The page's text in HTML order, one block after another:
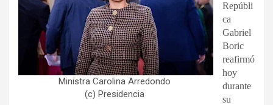
Ministra Carolina Arredondo
(c) Presidencia
Repúbli
ca
Gabriel
Boric
reafirmó
hoy
durante
su